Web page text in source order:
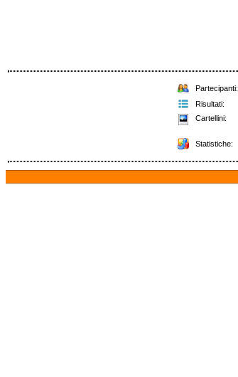
Partecipanti:
Risultati:
Cartellini:
Statistiche: